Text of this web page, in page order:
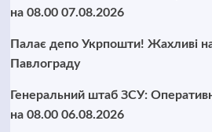
на 08.00 07.08.2026
Палає депо Укрпошти! Жахливі
Павлограду
Генеральний штаб ЗСУ:
на 08.00 06.08.2026